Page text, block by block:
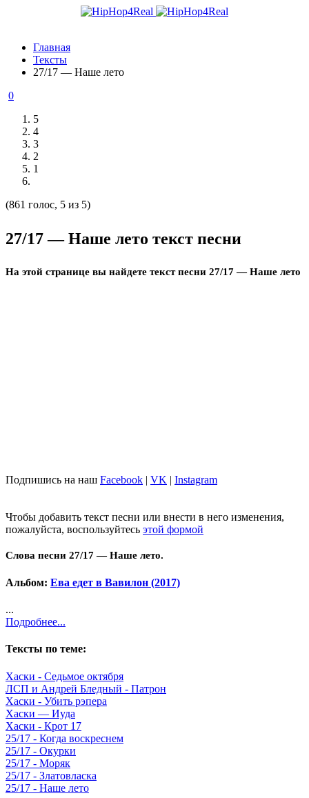
Главная
Тексты
27/17 — Наше лето
0
5
4
3
2
1
(861 голос, 5 из 5)
27/17 — Наше лето текст песни
На этой странице вы найдете текст песни 27/17 — Наше лето
Подпишись на наш Facebook | VK | Instagram
Чтобы добавить текст песни или внести в него изменения,
пожалуйста, воспользуйтесь этой формой
Слова песни 27/17 — Наше лето.
Альбом: Ева едет в Вавилон (2017)
...
Подробнее...
Тексты по теме:
Хаски - Седьмое октября
ЛСП и Андрей Бледный - Патрон
Хаски - Убить рэпера
Хаски — Иуда
Хаски - Крот 17
25/17 - Когда воскреснем
25/17 - Окурки
25/17 - Моряк
25/17 - Златовласка
25/17 - Наше лето